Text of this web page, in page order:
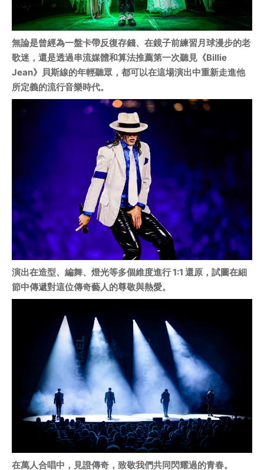
無論是曾經為一盤卡帶反復存錢、在鏡子前練習月球漫步的老
歌迷，還是透過串流媒體和算法推薦第一次聽見《Billie
Jean》貝斯線的年輕聽眾，都可以在這場演出中重新走進他
所定義的流行音樂時代。
演出在造型、編舞、燈光等多個維度進行 1:1 還原，試圖在細
節中傳遞對這位傳奇藝人的尊敬與熱愛。
在萬人合唱中，見證傳奇，致敬我們共同閃耀過的青春。